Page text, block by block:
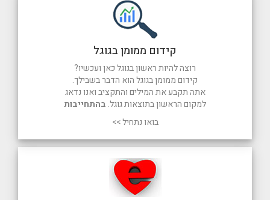
קידום ממומן בגוגל
רוצה להיות ראשון בגוגל כאן ועכשיו?
קידום ממומן בגוגל הוא הדבר בשבילך.
אתה תקבע את המילים והתקציב ואנו נדאג
למקום הראשון בתוצאות גוגל. בהתחייבות
בואו נתחיל >>